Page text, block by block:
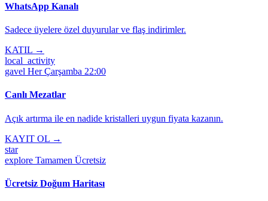
WhatsApp Kanalı
Sadece üyelere özel duyurular ve flaş indirimler.
KATIL →
local_activity
gavel Her Çarşamba 22:00
Canlı Mezatlar
Açık artırma ile en nadide kristalleri uygun fiyata kazanın.
KAYIT OL →
star
explore Tamamen Ücretsiz
Ücretsiz Doğum Haritası